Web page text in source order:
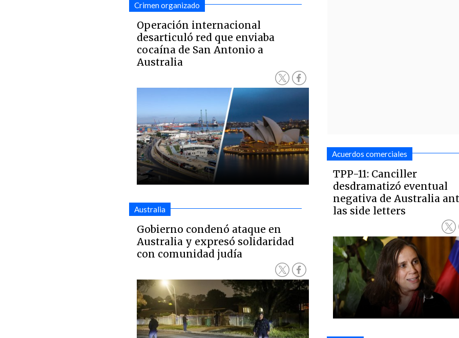
Crimen organizado
Operación internacional
desarticuló red que enviaba
cocaína de San Antonio a
Australia
Australia
Gobierno condenó ataque en
Australia y expresó solidaridad
con comunidad judía
Acuerdos comerciales
TPP-11: Canciller
desdramatizó eventual
negativa de Australia
las side letters